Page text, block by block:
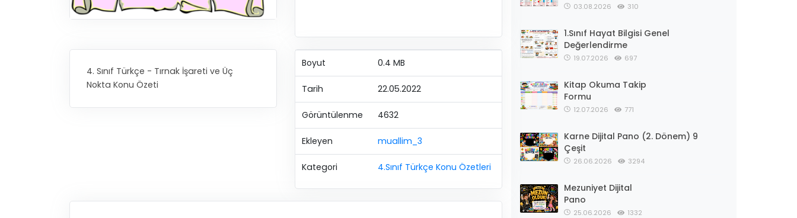
4. Sınıf Türkçe - Tırnak İşareti ve Üç
Nokta Konu Özeti
Boyut 0.4 MB
Tarih 22.05.2022
Görüntülenme 4632
Ekleyen muallim_3
Kategori 4.Sınıf Türkçe Konu Özetleri
03.08.2026 310
1.Sınıf Hayat Bilgisi Genel
Değerlendirme
19.07.2026 697
Kitap Okuma Takip
Formu
12.07.2026 771
Karne Dijital Pano (2. Dönem) 9
Çeşit
26.06.2026 3294
Mezuniyet Dijital
Pano
25.06.2026 1332